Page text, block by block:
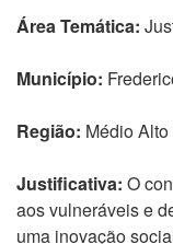
Área Temática:
Município:
Região: Médio
Justificativa: O
aos vulneráveis e
uma inovação